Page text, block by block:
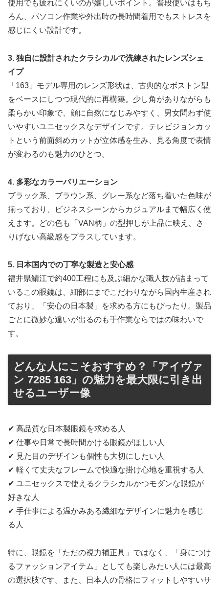
使用でも疲れにくいのが嬉しいポイント。普段使いはもち
ろん、パソコン作業や外出時の長時間着用でもストレスを
感じにくい設計です。
3. 独自に設計されたクラシカルで洗練されたレンズシェ
イプ
「163」モデル専用のレンズ形状は、古典的なボストン型
をベースにしつつ現代的に再構築。少し角がありながらも
柔らかい印象で、顔に自然になじみやすく、男女問わず使
いやすいユニセックスなデザインです。テレビジョンカッ
トという前面斜めカットが立体感を生み、見る角度で表情
が変わるのも魅力のひとつ。
4. 多彩なカラーバリエーション
ブラック系、ブラウン系、グレー系など落ち着いた色味が
揃っており、ビジネスシーンからカジュアルまで幅広く使
えます。どの色も「VAN柄」の型押しが上品に映え、さ
りげない高級感をプラスしています。
5. 日本国内での丁寧な製造と安心感
福井県鯖江で約400工程にも及ぶ細かな職人技が詰まって
いるこの眼鏡は、細部にまでこだわりながら国内生産され
ており、「安心の日本製」を求める方にもぴったり。製品
ごとに微妙な違いが出るのも手作業ならではの味わいで
す。
どんな人にこそおすすめ？「アイヴァ
ン 7285 163」の魅力を最大限に引き出
せるユーザー像
✔ 高品質な日本製眼鏡を求める人
✔ 仕事や日常で長時間かける眼鏡がほしい人
✔ 見た目のデザインも個性も大切にしたい人
✔ 軽くて丈夫なフレームで快適な掛け心地を重視する人
✔ ユニセックスで使えるクラシカルかつモダンな眼鏡が
好きな人
✔ 手仕事による温かみある繊細なデザインに魅力を感じ
る人
特に、眼鏡を「ただの視力補正具」ではなく、「身につけ
るファッションアイテム」としても楽しみたい人には最高
の選択肢です。また、日本人の骨格にフィットしやすいサ